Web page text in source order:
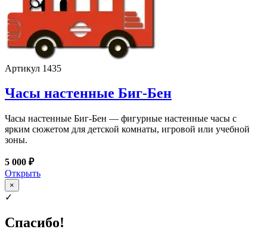
Артикул 1435
Часы настенные Биг-Бен
Часы настенные Биг-Бен — фигурные настенные часы с
ярким сюжетом для детской комнаты, игровой или учебной
зоны.
5 000 ₽
Открыть
×
✓
Спасибо!